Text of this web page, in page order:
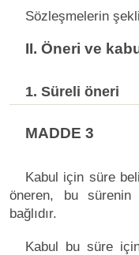
Sözleşmelerin
II. Öneri ve
1. Süreli öneri
MADDE 3
Kabul için süre
öneren, bu
bağlıdır.
Kabul bu süre